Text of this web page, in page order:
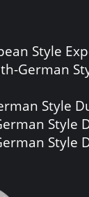
Style
German
Style
Style
Style